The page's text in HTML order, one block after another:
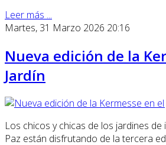
Leer más ...
Martes, 31 Marzo 2026 20:16
Nueva edición de la
Jardín
Los chicos y chicas de los jardines
Paz están disfrutando de la tercera